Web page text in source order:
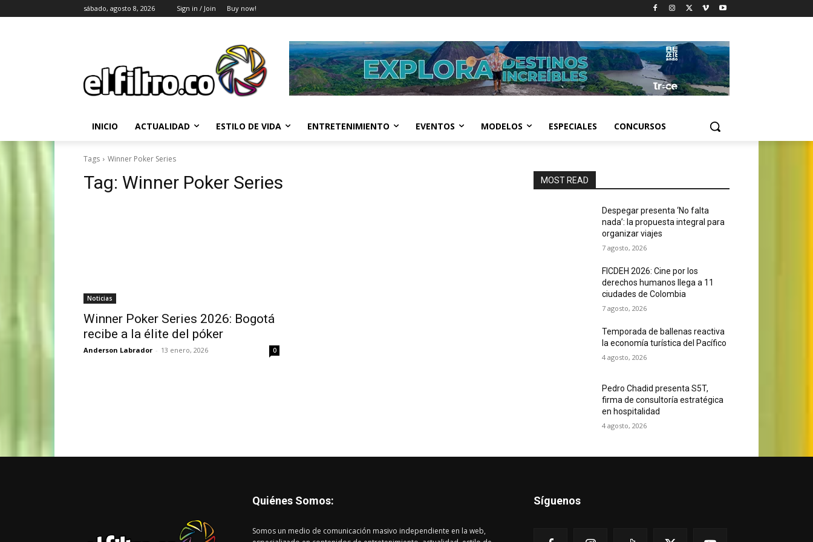
sábado, agosto 8, 2026 Sign in / Join Buy now!
INICIO ACTUALIDAD ESTILO DE VIDA ENTRETENIMIENTO EVENTOS MODELOS ESPECIALES CONCURSOS
Tags Winner Poker Series
Tag: Winner Poker Series
Noticias
Winner Poker Series 2026: Bogotá
recibe a la élite del póker
Anderson Labrador - 13 enero, 2026 0
MOST READ
Despegar presenta ‘No falta
nada’: la propuesta integral para
organizar viajes
7 agosto, 2026
FICDEH 2026: Cine por los
derechos humanos llega a 11
ciudades de Colombia
7 agosto, 2026
Temporada de ballenas reactiva
la economía turística del Pacífico
4 agosto, 2026
Pedro Chadid presenta S5T,
firma de consultoría estratégica
en hospitalidad
4 agosto, 2026
Quiénes Somos:
Somos un medio de comunicación masivo independiente en la web,
Síguenos